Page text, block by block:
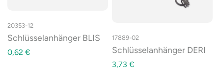
20353-12
Schlüsselanhänger BLIS
0,62 €
17889-02
Schlüsselanhänger DERI
3,73 €